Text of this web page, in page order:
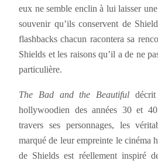
eux ne semble enclin à lui laisser
souvenir qu’ils conservent de
flashbacks chacun racontera sa
Shields et les raisons qu’il a de ne
particulière.
The Bad and the Beautiful
hollywoodien des années 30 et
travers ses personnages, les
marqué de leur empreinte le cinéma
de Shields est réellement inspiré